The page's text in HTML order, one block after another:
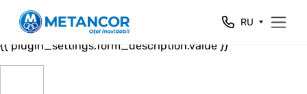
Close
{{ plugin_settings.form_header.value }}
{{ plugin_settings.form_description.value }}
RU